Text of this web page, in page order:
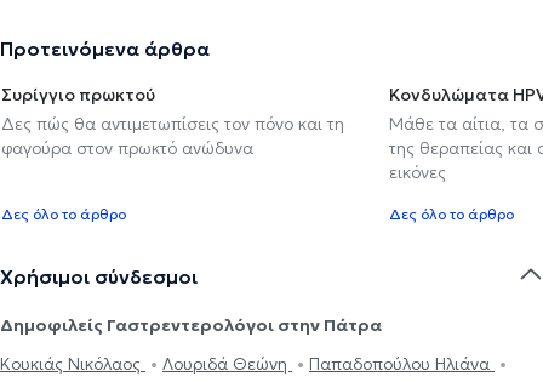
Προτεινόμενα άρθρα
Συρίγγιο πρωκτού
Δες πώς θα αντιμετωπίσεις τον πόνο και τη
φαγούρα στον πρωκτό ανώδυνα
Δες όλο το άρθρο
Κονδυλώματα
Μάθε τα αίτια, τα
της θεραπείας
εικόνες
Δες όλο το άρθρο
Χρήσιμοι σύνδεσμοι
Δημοφιλείς Γαστρεντερολόγοι στην Πάτρα
Κουκιάς Νικόλαος
Λουριδά Θεώνη
Παπαδοπούλου Ηλιάνα